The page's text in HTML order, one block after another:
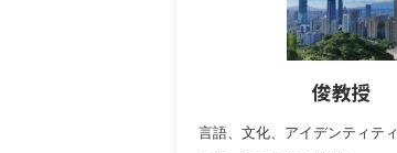
俊教授
言語、文化、アイデンティテ